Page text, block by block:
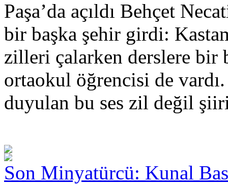
Paşa’da açıldı Behçet
bir başka şehir girdi:
zilleri çalarken derslere bir
ortaokul öğrencisi de
duyulan bu ses zil değil
Son Minyatürcü: Kunal